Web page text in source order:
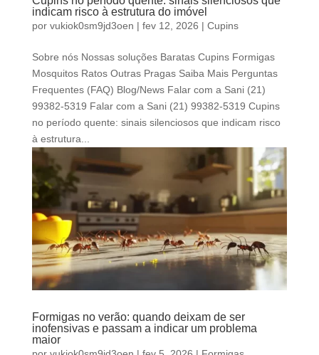
indicam risco à estrutura do imóvel
por vukiok0sm9jd3oen | fev 12, 2026 | Cupins
Sobre nós Nossas soluções Baratas Cupins Formigas
Mosquitos Ratos Outras Pragas Saiba Mais Perguntas
Frequentes (FAQ) Blog/News Falar com a Sani (21)
99382-5319 Falar com a Sani (21) 99382-5319 Cupins
no período quente: sinais silenciosos que indicam risco
à estrutura...
Formigas no verão: quando deixam de ser
inofensivas e passam a indicar um problema
maior